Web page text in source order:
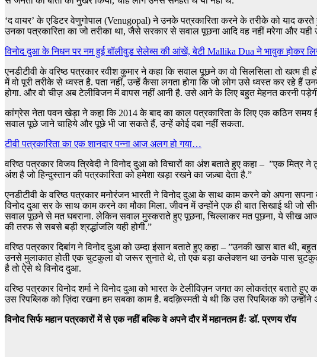
‘द वायर’ के एडिटर वेणुगोपाल (Venugopal) ने उनके पत्रकारिता करने के तरीके को याद
उनका पत्रकारिता का जो तरीका था, जैसे सरकार से सवाल पूछना आदि वह नहीं मरेगा और यही
विनोद दुआ के निधन पर नम हुई बॉलीवुड सेलेब्स की आंखें, बेटी Mallika Dua ने भावुक होकर
एनडीटीवी के वरिष्ठ पत्रकार रवीश कुमार ने कहा कि सवाल पूछने का वो सिलसिला तो खत्म
में वो पूरी तरीके से ध्वस्त है. पता नहीं, उन्हें कैसा लगता होगा कि जो लोग उसे ध्वस्त कर रहे हैं
होगा. और वो चीज़ अब टेलीविजन में वापस नहीं आनी है. उसे आने के लिए बहुत मेहनत करनी
कांग्रेस नेता पवन खेड़ा ने कहा कि 2014 के बाद का काल पत्रकारिता के लिए एक कठिन
सवाल पूछे जाने चाहिये और पूछे भी जा सकते हैं, उन्हें कोई दबा नहीं सकता.
टीवी पत्रकारिता का एक शानदार पन्ना आज अलग हो गया…
वरिष्ठ पत्रकार विजय त्रिवेदी ने विनोद दुआ को विचारों का अंश बताते हुए कहा – ”एक मित्र
अंश है जो हिन्दुस्तान की पत्रकारिता को हमेशा खड़ा रखने का जज़्बा देता है.”
एनडीटीवी के वरिष्ठ पत्रकार मनोरंजन भारती ने विनोद दुआ के साथ काम करने को अपना
विनोद दुआ सर के साथ काम करने का मौका मिला. जीवन में उन्होंने एक ही बात सिखाई थी
सवाल पूछने से मत घबराना. लेकिन सवाल मुस्कराते हुए पूछना, चिल्लाकर मत पूछना, ये सीख
की तरफ से सबसे बड़ी श्रद्धांजलि यही होगी.”
वरिष्ठ पत्रकार दिबांग ने विनोद दुआ को उम्दा इंसान बताते हुए कहा – ”उनकी खास बात थी,
उनसे मुलाकात होती एक चुटकुला वो जरूर सुनाते थे, तो एक बड़ा कलेक्शन था उनके पास
है तो ऐसे थे विनोद दुआ.
वरिष्ठ पत्रकार विनोद शर्मा ने विनोद दुआ को भारत के टेलीविज़न जगत का लोकतंत्र बताते
उस रिपब्लिक को ज़िंदा रखना हम सबका काम है. बदक़िस्मती ये थी कि उस रिपब्लिक को
विनोद सिर्फ महान पत्रकारों में से एक नहीं बल्कि वे अपने दौर में महानतम हैंः डॉ. प्रणय रॉय